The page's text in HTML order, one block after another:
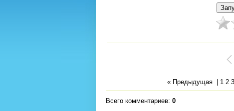
« Предыдущая 1 2 3
Всего комментариев: 0